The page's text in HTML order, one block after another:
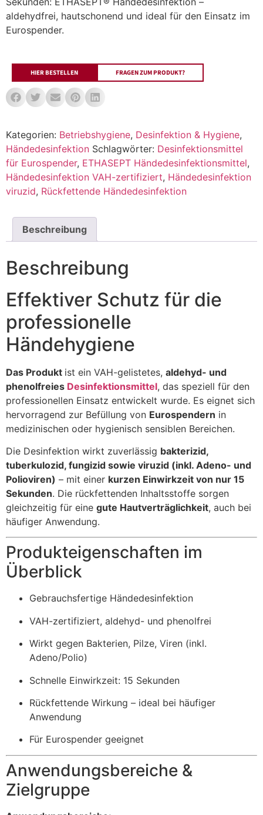
aldehydfrei, hautschonend und ideal für den Einsatz im
Eurospender.
HIER BESTELLEN FRAGEN ZUM PRODUKT?
Kategorien: Betriebshygiene, Desinfektion & Hygiene,
Händedesinfektion Schlagwörter: Desinfektionsmittel
für Eurospender, ETHASEPT Händedesinfektionsmittel,
Händedesinfektion VAH-zertifiziert, Händedesinfektion
viruzid, Rückfettende Händedesinfektion
Beschreibung
Beschreibung
Effektiver Schutz für die
professionelle
Händehygiene
Das Produkt ist ein VAH-gelistetes, aldehyd- und
phenolfreies Desinfektionsmittel, das speziell für den
professionellen Einsatz entwickelt wurde. Es eignet sich
hervorragend zur Befüllung von Eurospendern in
medizinischen oder hygienisch sensiblen Bereichen.
Die Desinfektion wirkt zuverlässig bakterizid,
tuberkulozid, fungizid sowie viruzid (inkl. Adeno- und
Polioviren) – mit einer kurzen Einwirkzeit von nur 15
Sekunden. Die rückfettenden Inhaltsstoffe sorgen
gleichzeitig für eine gute Hautverträglichkeit, auch bei
häufiger Anwendung.
Produkteigenschaften im
Überblick
Gebrauchsfertige Händedesinfektion
VAH-zertifiziert, aldehyd- und phenolfrei
Wirkt gegen Bakterien, Pilze, Viren (inkl.
Adeno/Polio)
Schnelle Einwirkzeit: 15 Sekunden
Rückfettende Wirkung – ideal bei häufiger
Anwendung
Für Eurospender geeignet
Anwendungsbereiche &
Zielgruppe